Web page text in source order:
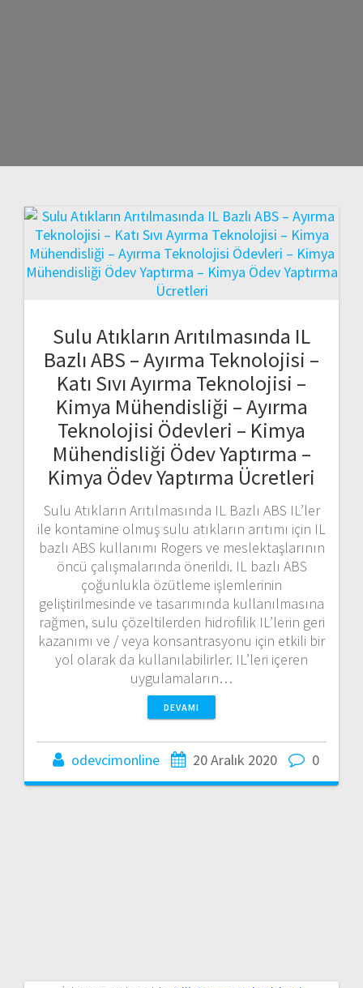
Sulu Atıkların Arıtılmasında IL
Bazlı ABS – Ayırma Teknolojisi –
Katı Sıvı Ayırma Teknolojisi –
Kimya Mühendisliği – Ayırma
Teknolojisi Ödevleri – Kimya
Mühendisliği Ödev Yaptırma –
Kimya Ödev Yaptırma Ücretleri
Sulu Atıkların Arıtılmasında IL Bazlı ABS IL’ler
ile kontamine olmuş sulu atıkların arıtımı için IL
bazlı ABS kullanımı Rogers ve meslektaşlarının
öncü çalışmalarında önerildi. IL bazlı ABS
çoğunlukla özütleme işlemlerinin
geliştirilmesinde ve tasarımında kullanılmasına
rağmen, sulu çözeltilerden hidrofilik IL’lerin geri
kazanımı ve / veya konsantrasyonu için etkili bir
yol olarak da kullanılabilirler. IL’leri içeren
uygulamaların…
DEVAMI
odevcimonline 20 Aralık 2020 0